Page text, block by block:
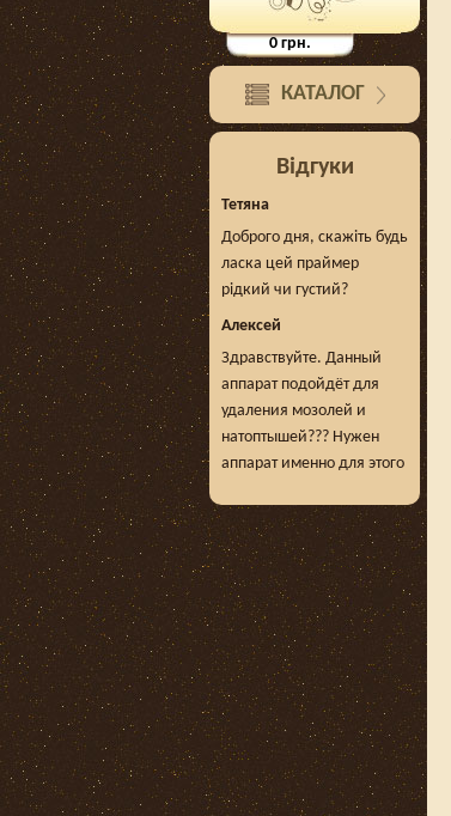
0грн.
КАТАЛОГ
Відгуки
Тетяна
Доброго дня, скажіть будь
ласка цей праймер
рідкий чи густий?
Алексей
Здравствуйте. Данный
аппарат подойдёт для
удаления мозолей и
натоптышей??? Нужен
аппарат именно для этого